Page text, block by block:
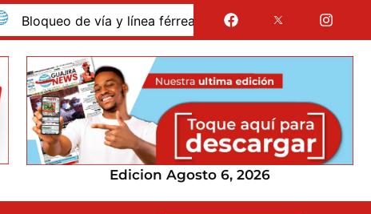
línea férrea en Albania por presunto despido de vigilante
Edicion Agosto 6, 2026